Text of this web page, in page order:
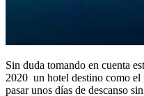
Sin duda tomando en cuenta
2020 un hotel destino como el
pasar unos días de descanso